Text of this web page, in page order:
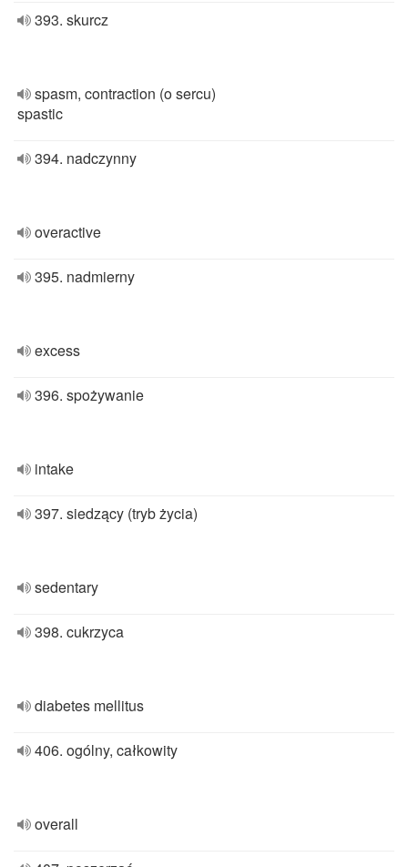
393. skurcz
spasm, contraction (o sercu)
spastic
394. nadczynny
overactive
395. nadmierny
excess
396. spożywanie
intake
397. siedzący (tryb życia)
sedentary
398. cukrzyca
diabetes mellitus
406. ogólny, całkowity
overall